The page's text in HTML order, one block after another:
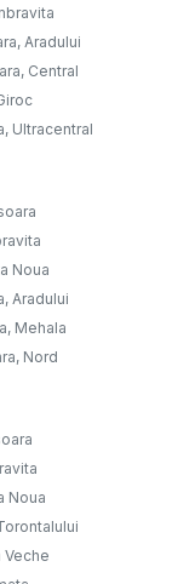
Aradului
Central
Ultracentral
Noua
Aradului
Mehala
Nord
Noua
Veche